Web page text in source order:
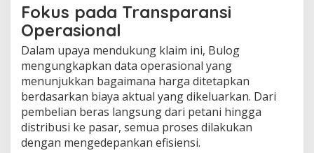
Fokus pada Transparansi
Operasional
Dalam upaya mendukung klaim ini, Bulog
mengungkapkan data operasional yang
menunjukkan bagaimana harga ditetapkan
berdasarkan biaya aktual yang dikeluarkan. Dari
pembelian beras langsung dari petani hingga
distribusi ke pasar, semua proses dilakukan
dengan mengedepankan efisiensi.